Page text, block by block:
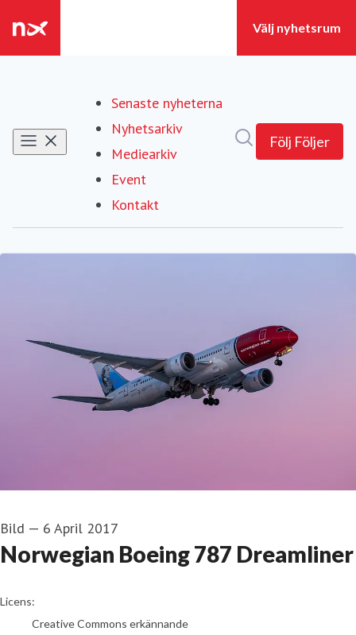
Senaste nyheterna
Nyhetsarkiv
Mediearkiv
Event
Kontakt
Följ Följer
Bild — 6 April 2017
Norwegian Boeing 787 Dreamliner
David Peacock
Licens:
Creative Commons erkännande